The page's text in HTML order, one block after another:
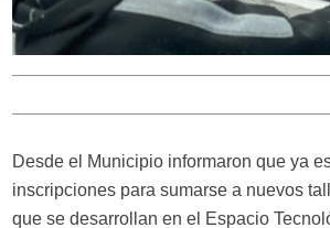
Desde el Municipio informaron que ya
inscripciones para sumarse a nuevos
que se desarrollan en el Espacio